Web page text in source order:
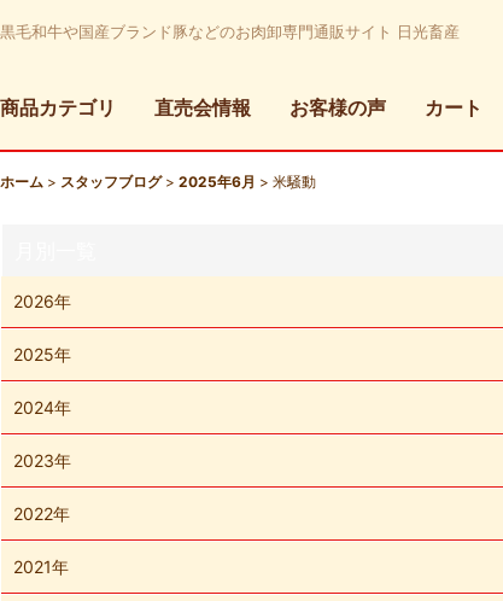
黒毛和牛や国産ブランド豚などのお肉卸専門通販サイト 日光畜産
商品カテゴリ 直売会情報 お客様の声 カート
ホーム > スタッフブログ > 2025年6月 > 米騒動
2026年
2025年
2024年
2023年
2022年
2021年